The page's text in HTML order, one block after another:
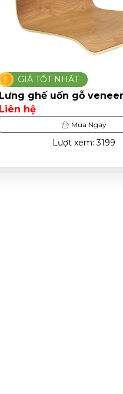
GIÁ TỐT NHẤT
Lưng ghế uốn gỗ
Liên hệ
Mua Ngay
Lượt xem: 3199